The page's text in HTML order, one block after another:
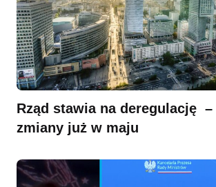
Rząd stawia na deregulację
zmiany już w maju